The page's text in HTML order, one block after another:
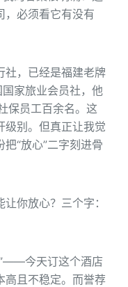
，必须看它有没有
社，已经是福建老牌
家旅业会员社，他
保员工百余名。这
级别。但真正让我觉
“放心”二字刻进骨
你放心？三个字：
今天订这个酒店
高且不稳定。而誉荐